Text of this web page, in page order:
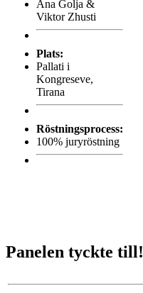
Ana Golja &
Viktor Zhusti
Plats:
Pallati i
Kongreseve,
Tirana
Röstningsprocess:
100% juryröstning
Panelen tyckte till!